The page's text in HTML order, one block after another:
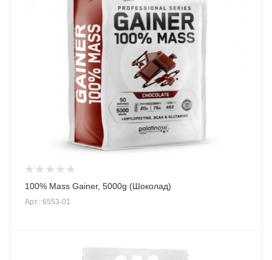
100% Mass Gainer, 5000g (Шоколад)
Арт.: 6553-01